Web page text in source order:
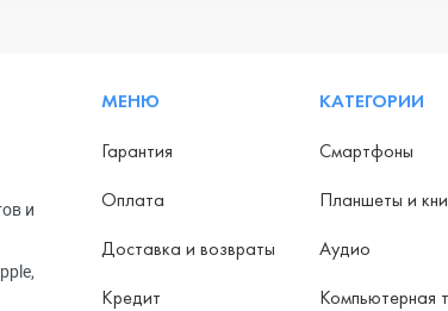
и
МЕНЮ
Гарантия
Оплата
Доставка и возвраты
Кредит
КАТЕГОРИИ
Смартфоны
Планшеты и
Аудио
Компьютерная